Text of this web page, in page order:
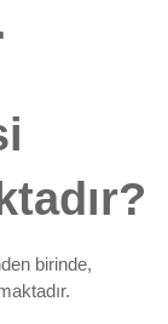
birinde,